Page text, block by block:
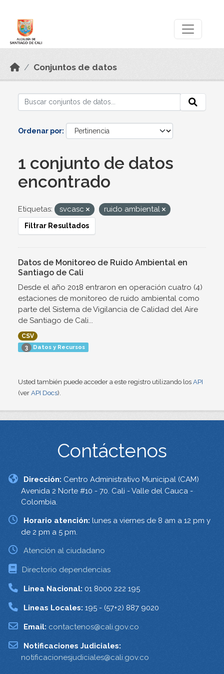
Conjuntos de datos
Ordenar por
1 conjunto de datos
encontrado
Etiquetas: svcasc ruido ambiental
Filtrar Resultados
Datos de Monitoreo de Ruido Ambiental en
Santiago de Cali
Desde el año 2018 entraron en operación cuatro (4)
estaciones de monitoreo de ruido ambiental como
parte del Sistema de Vigilancia de Calidad del Aire
de Santiago de Cali...
CSV
3 Datos y Recursos
Usted también puede acceder a este registro utilizando los API
(ver API Docs).
Contáctenos
Dirección: Centro Administrativo Municipal (CAM)
Avenida 2 Norte #10 - 70. Cali - Valle del Cauca -
Colombia.
Horario atención: lunes a viernes de 8 am a 12 pm y
de 2 pm a 5 pm.
Atención al ciudadano
Directorio dependencias
Linea Nacional: 01 8000 222 195
Lineas Locales: 195 - (57+2) 887 9020
Email: contactenos@cali.gov.co
Notificaciones Judiciales:
notificacionesjudiciales@cali.gov.co